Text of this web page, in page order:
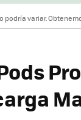
podría variar.